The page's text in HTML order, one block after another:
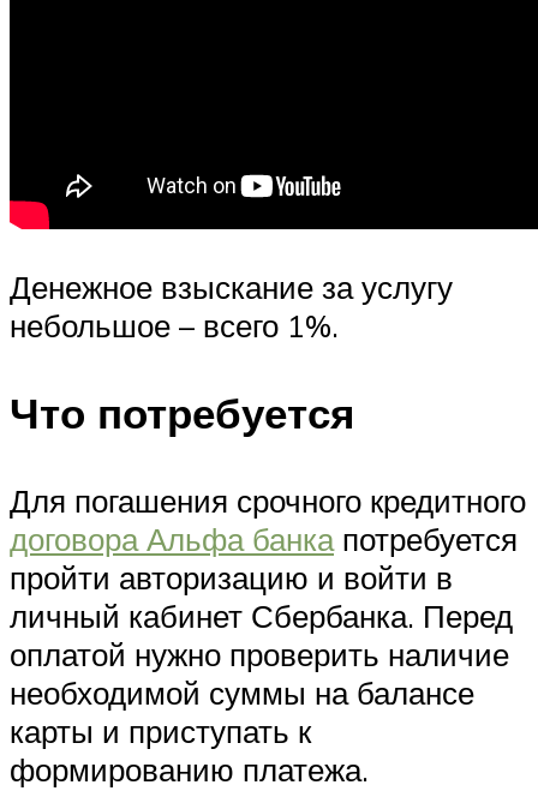
Денежное взыскание за услугу
небольшое – всего 1%.
Что потребуется
Для погашения срочного кредитного
договора Альфа банкапотребуется
пройти авторизацию и войти в
личный кабинет Сбербанка. Перед
оплатой нужно проверить наличие
необходимой суммы на балансе
карты и приступать к
формированию платежа.